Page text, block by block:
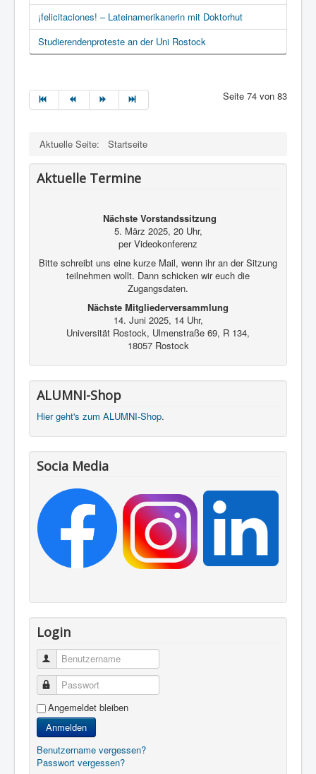
¡felicitaciones! – Lateinamerikanerin mit Doktorhut
Studierendenproteste an der Uni Rostock
Seite 74 von 83
Aktuelle Seite: Startseite
Aktuelle Termine
Nächste Vorstandssitzung
5. März 2025, 20 Uhr,
per Videokonferenz
Bitte schreibt uns eine kurze Mail, wenn ihr an der Sitzung
teilnehmen wollt. Dann schicken wir euch die
Zugangsdaten.
Nächste Mitgliederversammlung
14. Juni 2025, 14 Uhr,
Universität Rostock, Ulmenstraße 69, R 134,
18057 Rostock
ALUMNI-Shop
Hier geht's zum ALUMNI-Shop.
Socia Media
Login
Benutzername
Passwort
Angemeldet bleiben
Anmelden
Benutzername vergessen?
Passwort vergessen?